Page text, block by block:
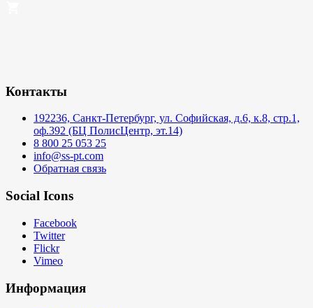
Контакты
192236, Санкт-Петербург, ул. Софийская, д.6, к.8, стр.1,
оф.392 (БЦ ПолисЦентр, эт.14)
8 800 25 053 25
info@ss-pt.com
Обратная связь
Social Icons
Facebook
Twitter
Flickr
Vimeo
Информация